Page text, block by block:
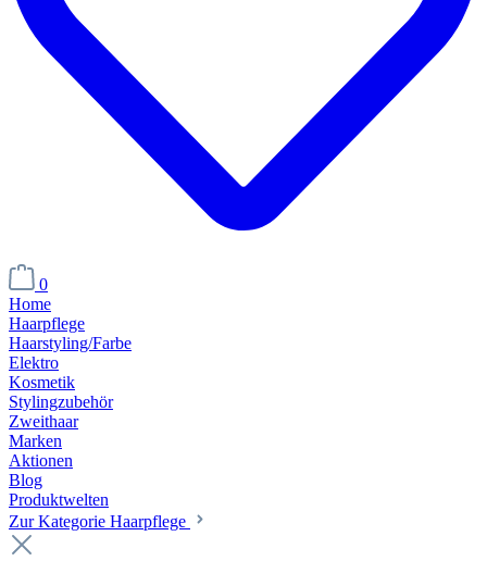
0
Home
Haarpflege
Haarstyling/Farbe
Elektro
Kosmetik
Stylingzubehör
Zweithaar
Marken
Aktionen
Blog
Produktwelten
Zur Kategorie Haarpflege